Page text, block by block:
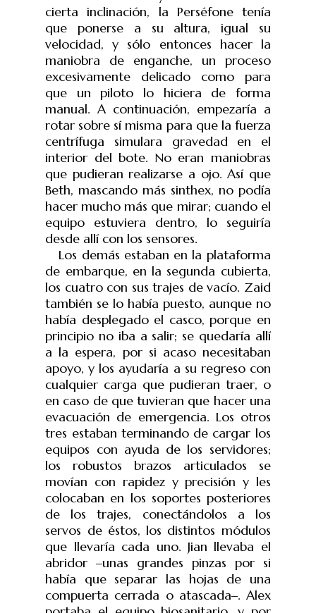
cierta inclinación, la Perséfone tenía
que ponerse a su altura, igual su
velocidad, y sólo entonces hacer la
maniobra de enganche, un proceso
excesivamente delicado como para
que un piloto lo hiciera de forma
manual. A continuación, empezaría a
rotar sobre sí misma para que la fuerza
centrífuga simulara gravedad en el
interior del bote. No eran maniobras
que pudieran realizarse a ojo. Así que
Beth, mascando más sinthex, no podía
hacer mucho más que mirar; cuando el
equipo estuviera dentro, lo seguiría
desde allí con los sensores.
Los demás estaban en la plataforma
de embarque, en la segunda cubierta,
los cuatro con sus trajes de vacío. Zaid
también se lo había puesto, aunque no
había desplegado el casco, porque en
principio no iba a salir; se quedaría allí
a la espera, por si acaso necesitaban
apoyo, y los ayudaría a su regreso con
cualquier carga que pudieran traer, o
en caso de que tuvieran que hacer una
evacuación de emergencia. Los otros
tres estaban terminando de cargar los
equipos con ayuda de los servidores;
los robustos brazos articulados se
movían con rapidez y precisión y les
colocaban en los soportes posteriores
de los trajes, conectándolos a los
servos de éstos, los distintos módulos
que llevaría cada uno. Jian llevaba el
abridor‒unas grandes pinzas por si
había que separar las hojas de una
compuerta cerrada o atascada‒. Alex